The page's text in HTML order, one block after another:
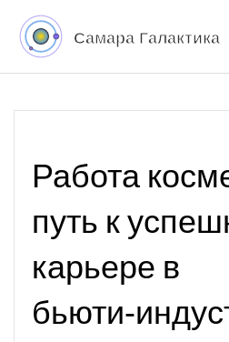
Работа
путь к
карьере в